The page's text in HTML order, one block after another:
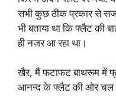
सभी कुछ ठीक प्रकार से
भी बताया था कि फ्लैट की
ही नजर आ रहा था।
खैर, मैं फटाफट बाथरूम में
आनन्द के फ्लैट की ओर चल